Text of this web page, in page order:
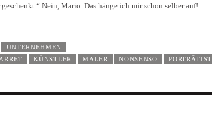
Nein, Mario. Das hänge ich mir schon selber auf!
UNTERNEHMEN
KÜNSTLER MALER NONSENSO PORTRÄTIST